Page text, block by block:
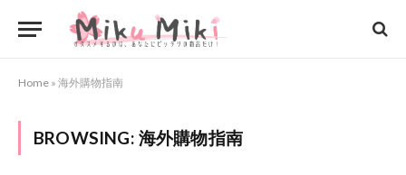
Home » 海外購物指南
BROWSING: 海外購物指南